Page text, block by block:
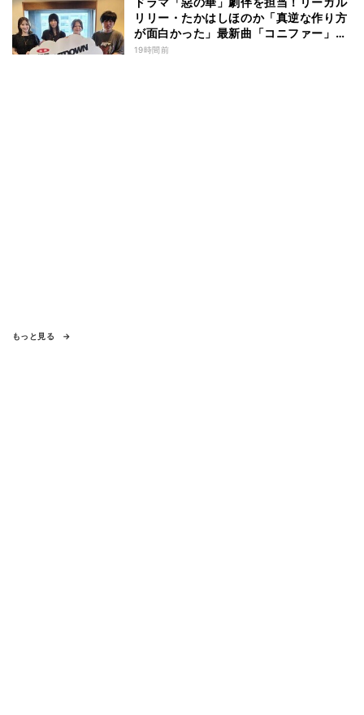
リリー・たかはしほのか「真逆な作り方
が面白かった」最新曲「コニファー」制
作秘話も
19時間前
もっと見る